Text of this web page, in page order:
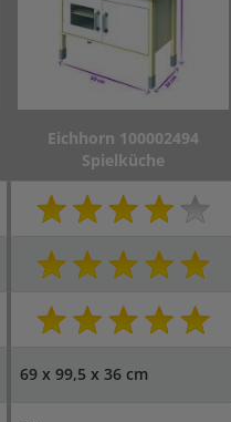
Eichhorn 100002494
Spielküche
69 x 99,5 x 36 cm